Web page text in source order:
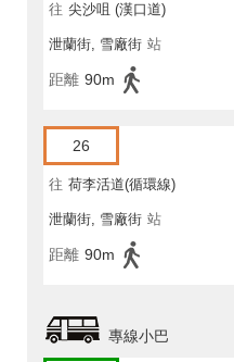
往 尖沙咀 (漢口道)
泄蘭街, 雪廠街 站
距離 90m
26
往 荷李活道(循環線)
泄蘭街, 雪廠街 站
距離 90m
專線小巴